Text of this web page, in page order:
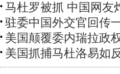
马杜罗被抓 中国网友
驻委中国外交官回传
美国颠覆委内瑞拉政
美国抓捕马杜洛易如